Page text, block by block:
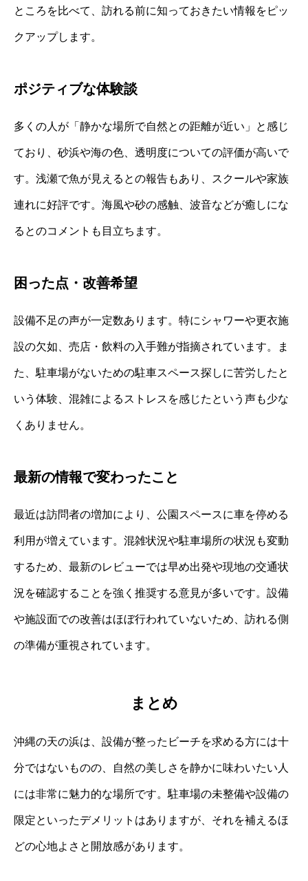
ところを比べて、訪れる前に知っておきたい情報をピッ
クアップします。
ポジティブな体験談
多くの人が「静かな場所で自然との距離が近い」と感じ
ており、砂浜や海の色、透明度についての評価が高いで
す。浅瀬で魚が見えるとの報告もあり、スクールや家族
連れに好評です。海風や砂の感触、波音などが癒しにな
るとのコメントも目立ちます。
困った点・改善希望
設備不足の声が一定数あります。特にシャワーや更衣施
設の欠如、売店・飲料の入手難が指摘されています。ま
た、駐車場がないための駐車スペース探しに苦労したと
いう体験、混雑によるストレスを感じたという声も少な
くありません。
最新の情報で変わったこと
最近は訪問者の増加により、公園スペースに車を停める
利用が増えています。混雑状況や駐車場所の状況も変動
するため、最新のレビューでは早め出発や現地の交通状
況を確認することを強く推奨する意見が多いです。設備
や施設面での改善はほぼ行われていないため、訪れる側
の準備が重視されています。
まとめ
沖縄の天の浜は、設備が整ったビーチを求める方には十
分ではないものの、自然の美しさを静かに味わいたい人
には非常に魅力的な場所です。駐車場の未整備や設備の
限定といったデメリットはありますが、それを補えるほ
どの心地よさと開放感があります。